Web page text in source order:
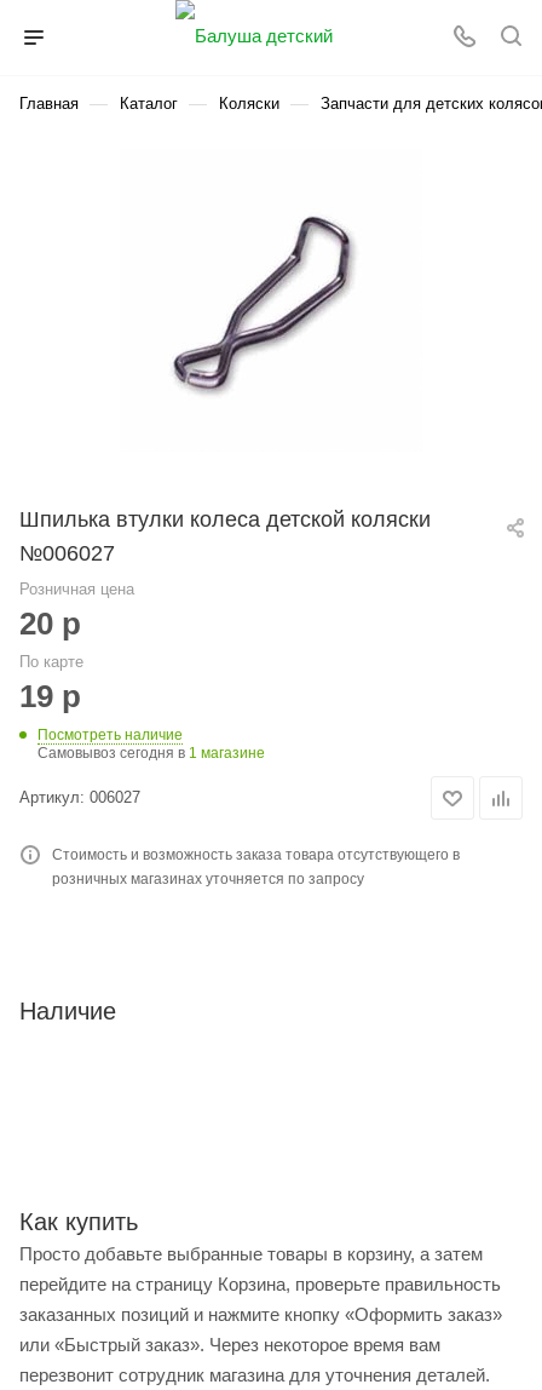
Главная — Каталог — Коляски — Запчасти для детских
Шпилька втулки колеса детской коляски
№006027
Розничная цена
20 р
По карте
19 р
Посмотреть наличие
Самовывоз сегодня в 1 магазине
Артикул: 006027
Стоимость и возможность заказа товара отсутствующего в
розничных магазинах уточняется по запросу
Наличие
Как купить
Просто добавьте выбранные товары в корзину, а затем
перейдите на страницу Корзина, проверьте правильность
заказанных позиций и нажмите кнопку «Оформить заказ»
или «Быстрый заказ». Через некоторое время вам
перезвонит сотрудник магазина для уточнения деталей.